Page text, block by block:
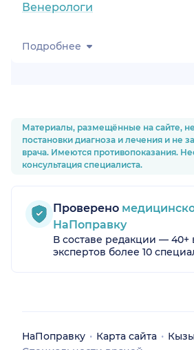
Венерологи
Подробнее
Материалы, размещённые на сайте,
постановки диагноза и лечения и не
врача. Имеются противопоказания.
консультация специалиста.
Проверено
НаПоправку
В составе редакции — 40+
экспертов более 10
НаПоправку Карта сайта